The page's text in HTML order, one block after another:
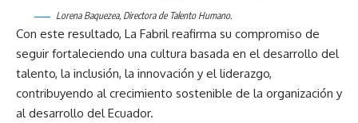
Lorena Baquezea, Directora de Talento Humano.
Con este resultado, La Fabril reafirma su compromiso de
seguir fortaleciendo una cultura basada en el desarrollo del
talento, la inclusión, la innovación y el liderazgo,
contribuyendo al crecimiento sostenible de la organización y
al desarrollo del Ecuador.